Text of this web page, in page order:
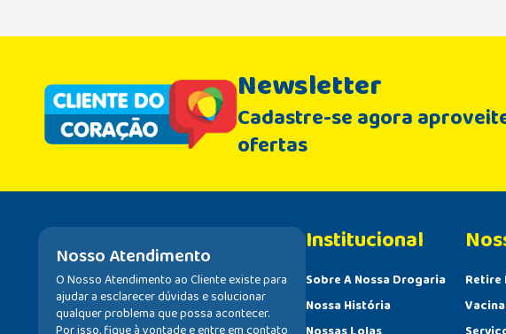
Newsletter
Cadastre-se agora
ofertas
Nosso Atendimento
O Nosso Atendimento ao Cliente existe para
ajudar a esclarecer dúvidas e solucionar
qualquer problema que possa acontecer.
Institucional
Sobre A Nossa Drogaria
Nossa História
Retire